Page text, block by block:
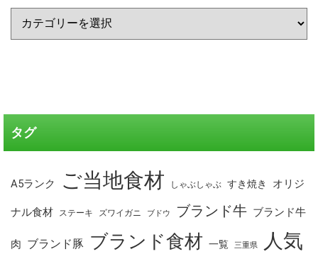
タグ
A5ランク ご当地食材 しゃぶしゃぶ すき焼き オリジ
ナル食材 ステーキ ズワイガニ ブドウ ブランド牛 ブランド牛
肉 ブランド豚 ブランド食材 一覧 三重県
人気